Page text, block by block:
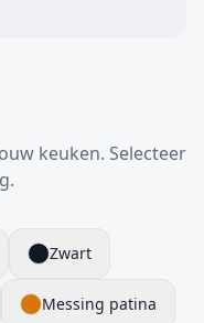
keuken. Selecteer
Zwart
Messing patina